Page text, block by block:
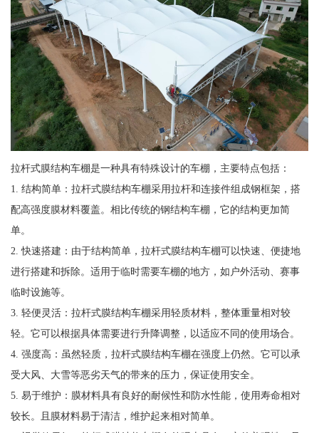
拉杆式膜结构车棚是一种具有特殊设计的车棚，主要特点包括：
1. 结构简单：拉杆式膜结构车棚采用拉杆和连接件组成钢框架，搭
配高强度膜材料覆盖。相比传统的钢结构车棚，它的结构更加简
单。
2. 快速搭建：由于结构简单，拉杆式膜结构车棚可以快速、便捷地
进行搭建和拆除。适用于临时需要车棚的地方，如户外活动、赛事
临时设施等。
3. 轻便灵活：拉杆式膜结构车棚采用轻质材料，整体重量相对较
轻。它可以根据具体需要进行升降调整，以适应不同的使用场合。
4. 强度高：虽然轻质，拉杆式膜结构车棚在强度上仍然。它可以承
受大风、大雪等恶劣天气的带来的压力，保证使用安全。
5. 易于维护：膜材料具有良好的耐候性和防水性能，使用寿命相对
较长。且膜材料易于清洁，维护起来相对简单。